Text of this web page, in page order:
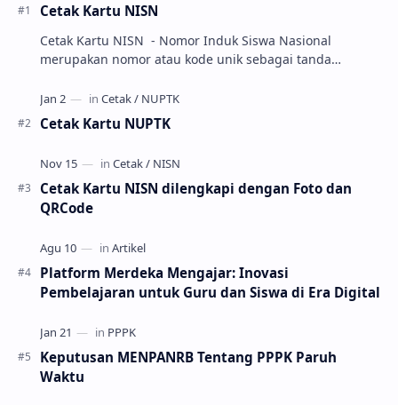
Cetak Kartu NISN
Cetak Kartu NISN - Nomor Induk Siswa Nasional
merupakan nomor atau kode unik sebagai tanda
Cetak Kartu NUPTK
Cetak Kartu NISN dilengkapi dengan Foto dan
QRCode
Platform Merdeka Mengajar: Inovasi
Pembelajaran untuk Guru dan Siswa di Era Digital
Keputusan MENPANRB Tentang PPPK Paruh
Waktu